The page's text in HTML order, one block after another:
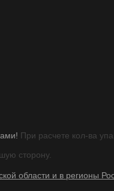
При расчете кол-ва
сторону.
области и в регионы